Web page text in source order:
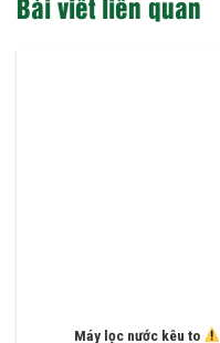
Máy lọc nước kêu to